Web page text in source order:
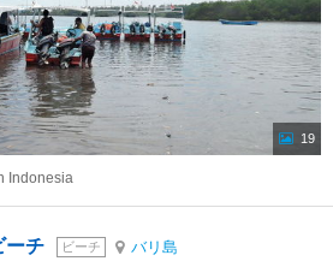
19
Indonesia
ーチ ビーチ バリ島